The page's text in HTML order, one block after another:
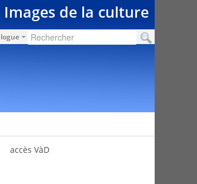
Images de la culture
accès VàD